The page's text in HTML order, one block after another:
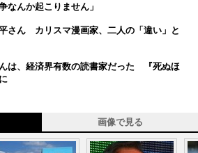
んか起こりません」
さん カリスマ漫画家、二人の「違い」と
は、経済界有数の読書家だった 『死ぬほ
画像で見る